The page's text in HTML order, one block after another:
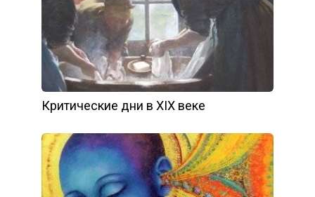
Критические дни в XIX веке